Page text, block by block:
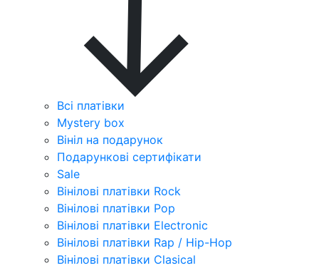
Всі платівки
Mystery box
Вініл на подарунок
Подарункові сертифікати
Sale
Вінілові платівки Rock
Вінілові платівки Pop
Вінілові платівки Electronic
Вінілові платівки Rap / Hip-Hop
Вінілові платівки Clasical